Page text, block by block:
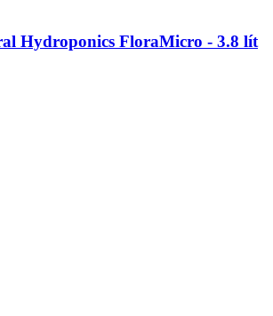
Hydroponics FloraMicro - 3.8 lít